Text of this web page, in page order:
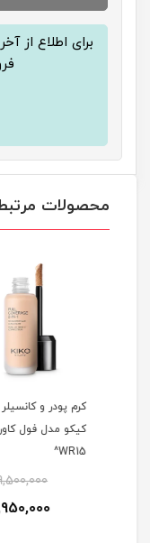
برای اطلاع از
محصولات
کیکو مدل فول کاور
WR15^
9,500,000